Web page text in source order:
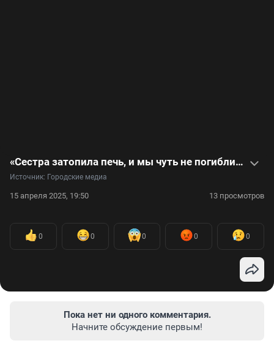
«Сестра затопила печь, и мы чуть не погибли»: видеоистория девушки, покорившей жюри телешоу «Ты супер!»
Источник: Городские медиа
15 апреля 2025, 19:50 13 просмотров
0 0 0 0 0
Пока нет ни одного комментария.
Начните обсуждение первым!